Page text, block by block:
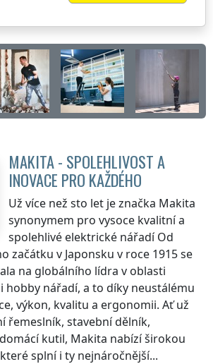
MAKITA - SPOLEHLIVOST A
INOVACE PRO KAŽDÉHO
Už více než sto let je značka Makita
synonymem pro vysoce kvalitní a
spolehlivé elektrické nářadí Od
začátku v Japonsku v roce 1915 se
na globálního lídra v oblasti
hobby nářadí, a to díky neustálému
výkon, kvalitu a ergonomii. Ať už
řemeslník, stavební dělník,
kutil, Makita nabízí širokou
splní i ty nejnáročnější...